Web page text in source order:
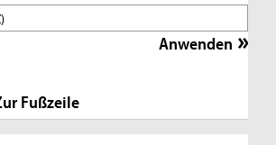
Fußzeile